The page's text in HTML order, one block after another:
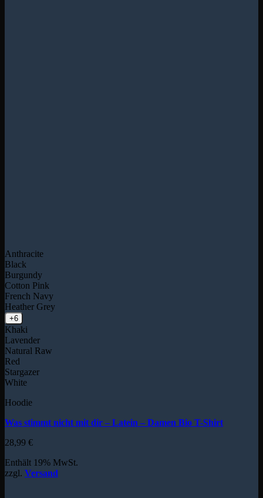
Anthracite
Black
Burgundy
Cotton Pink
French Navy
Heather Grey
+6
Khaki
Lavender
Natural Raw
Red
Stargazer
White
Hoodie
Was stimmt nicht mit dir – Latein – Damen Bio T-Shirt
28,99 €
Enthält 19% MwSt.
zzgl. Versand